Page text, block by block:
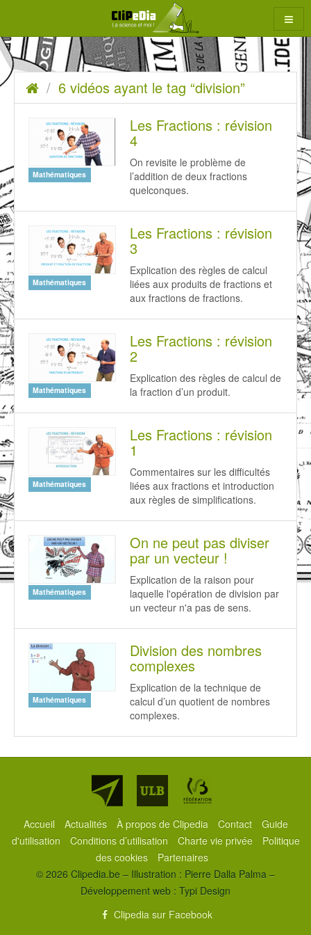
contenu
6
vidéos
ayant
tag
“division”
Accueil
6 vidéos ayant le tag “division”
Mathématiques
Les Fractions : révision
4
On revisite le problème de
l’addition de deux fractions
quelconques.
Mathématiques
Les Fractions : révision
3
Explication des règles de calcul
liées aux produits de fractions et
aux fractions de fractions.
Mathématiques
Les Fractions : révision
2
Explication des règles de calcul de
la fraction d’un produit.
Mathématiques
Les Fractions : révision
1
Commentaires sur les difficultés
liées aux fractions et introduction
aux règles de simplifications.
Mathématiques
On ne peut pas diviser
par un vecteur !
Explication de la raison pour
laquelle l'opération de division par
un vecteur n'a pas de sens.
Mathématiques
Division des nombres
complexes
Explication de la technique de
calcul d’un quotient de nombres
complexes.
Partenaires
Accueil Actualités À propos de Clipedia Contact
Guide
d'utilisation
Conditions d’utilisation Charte vie privée
Politique
des cookies
Partenaires
© 2026 Clipedia.be – Illustration : Pierre Dalla Palma –
Développement web : Typi Design
Clipedia sur Facebook